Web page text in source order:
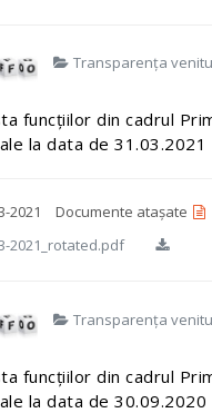
Transparența
funcțiilor din cadrul
la data de 31.03.2021
2021 Documente atașate
2021_rotated.pdf
Transparența
funcțiilor din cadrul
la data de 30.09.2020